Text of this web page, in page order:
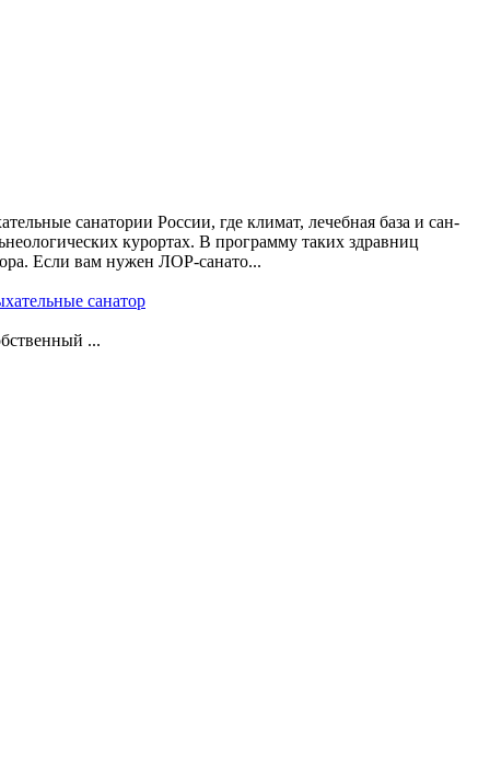
санатории России, где климат, лечебная база и сан-
курортах. В программу таких здравниц
Если вам нужен ЛОР-санато...
санатор
...